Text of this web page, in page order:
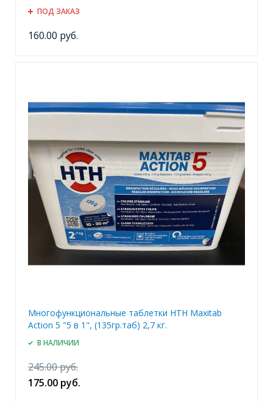
ПОД ЗАКАЗ
160.00 руб.
Многофункциональные таблетки HTH Maxitab
Action 5 "5 в 1", (135гр.таб) 2,7 кг.
В НАЛИЧИИ
245.00 руб.
175.00 руб.